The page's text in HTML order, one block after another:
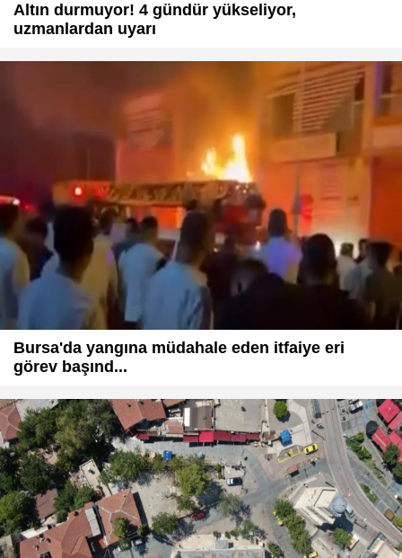
Altın durmuyor! 4 gündür yükseliyor,
uzmanlardan uyarı
Bursa'da yangına müdahale eden itfaiye eri
görev başınd...